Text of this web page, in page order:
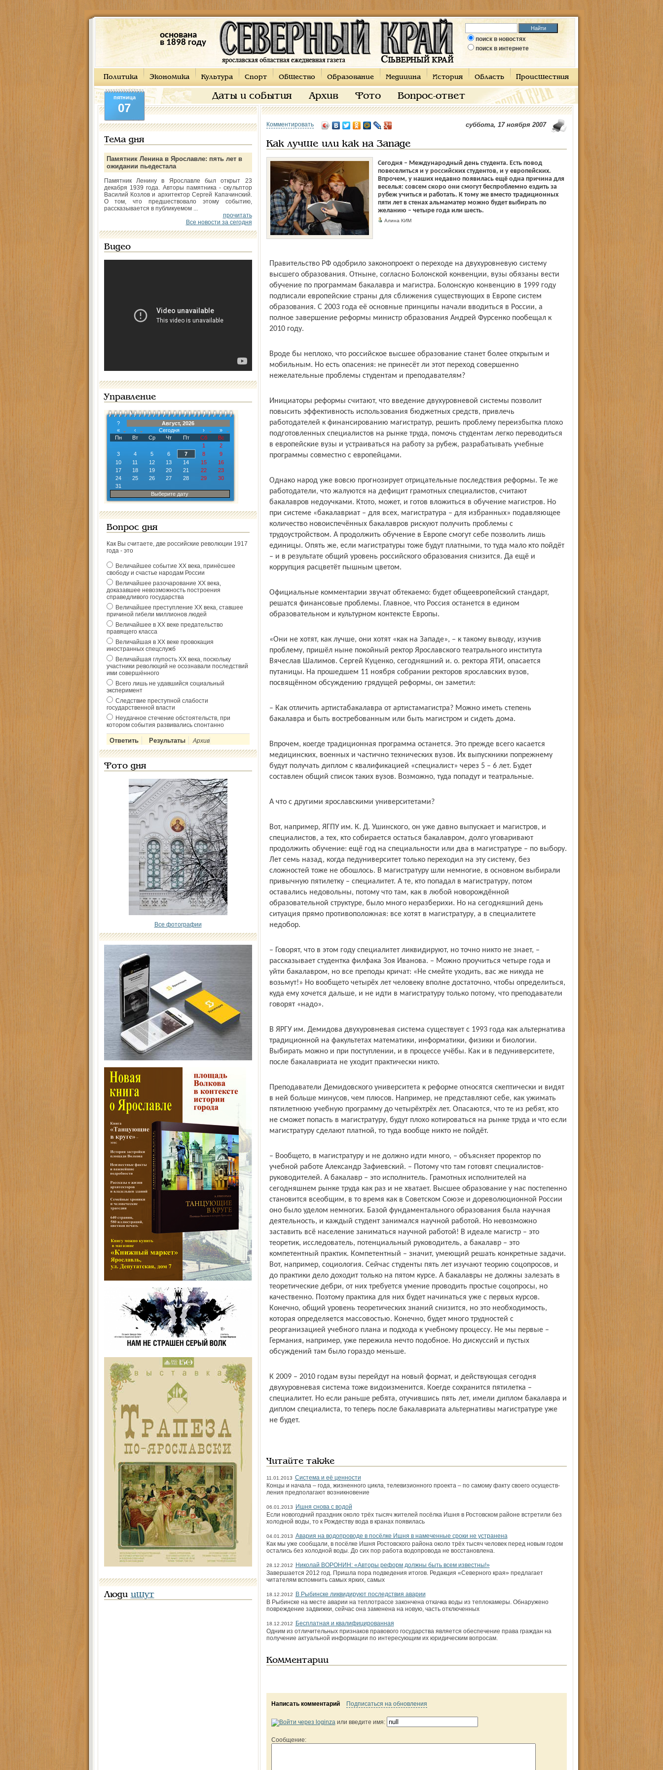
основана
в 1898 году
поиск в новостях
поиск в интернете
Политика Экономика Культура Спорт Общество Образование Медицина История Область Происшествия
Даты и события Архив Фото Вопрос-ответ
пятница
07
Тема дня
Памятник Ленина в Ярославле: пять лет в
ожидании пьедестала
Памятник Ленину в Ярославле был открыт 23
декабря 1939 года. Авторы памятника - скульптор
Василий Козлов и архитектор Сергей Капачинский.
О том, что предшествовало этому событию,
рассказывается в публикуемом ...
прочитать
Все новости за сегодня
Видео
Управление
?
Август, 2026
«
‹ Сегодня ›
»
Пн
Вт Ср Чт Пт Сб
Вс
1
2
3
4 5 6 7 8
9
10
11 12 13 14 15
16
17
18 19 20 21 22
23
24
25 26 27 28 29
30
31
Выберите дату
Вопрос дня
Как Вы считаете, две российские революции 1917
года - это
Величайшее событие ХХ века, принёсшее
свободу и счастье народам России
Величайшее разочарование ХХ века,
доказавшее невозможность построения
справедливого государства
Величайшее преступление ХХ века, ставшее
причиной гибели миллионов людей
Величайшее в ХХ веке предательство
правящего класса
Величайшая в ХХ веке провокация
иностранных спецслужб
Величайшая глупость ХХ века, поскольку
участники революций не осознавали последствий
ими совершённого
Всего лишь не удавшийся социальный
эксперимент
Следствие преступной слабости
государственной власти
Неудачное стечение обстоятельств, при
котором события развивались спонтанно
Архив
Фото дня
Все фотографии
Люди ищут
Комментировать суббота, 17 ноября 2007
Как лучше или как на Западе
Сегодня – Международный день студента. Есть повод
повеселиться и у российских студентов, и у европейских.
Впрочем, у наших недавно появилась ещё одна причина для
веселья: совсем скоро они смогут беспроблемно ездить за
рубеж учиться и работать. К тому же вместо традиционных
пяти лет в стенах альма­матер можно будет выбирать по
желанию – четыре года или шесть.
Алина КИМ
Правительство РФ одобрило законопроект о переходе на двухуровневую систему
высшего образования. Отныне, согласно Болонской конвенции, вузы обязаны вести
обучение по программам бакалавра и магистра. Болонскую конвенцию в 1999 году
подписали европейские страны для сближения существующих в Европе систем
образования. С 2003 года её основные принципы начали вводиться в России, а
полное завершение реформы министр образования Андрей Фурсенко пообещал к
2010 году.
Вроде бы неплохо, что российское высшее образование станет более открытым и
мобильным. Но есть опасения: не принесёт ли этот переход совершенно
нежелательные проблемы студентам и преподавателям?
Инициаторы реформы считают, что введение двухуровневой системы позволит
повысить эффективность использования бюджетных средств, привлечь
работодателей к финансированию магистратур, решить проблему переизбытка плохо
подготовленных специалистов на рынке труда, помочь студентам легко переводиться
в европейские вузы и устраиваться на работу за рубеж, разрабатывать учебные
программы совместно с европейцами.
Однако народ уже вовсю прогнозирует отрицательные последствия реформы. Те же
работодатели, что жалуются на дефицит грамотных специалистов, считают
бакалавров недоучками. Кто­то, может, и готов вложиться в обучение магистров. Но
при системе «бакалавриат – для всех, магистратура – для избранных» подавляющее
количество новоиспечённых бакалавров рискуют получить проблемы с
трудоустройством. А продолжить обучение в Европе смогут себе позволить лишь
единицы. Опять же, если магистратуры тоже будут платными, то туда мало кто пойдёт
– и в результате общий уровень российского образования снизится. Да ещё и
коррупция расцветёт пышным цветом.
Официальные комментарии звучат обтекаемо: будет общеевропейский стандарт,
решатся финансовые проблемы. Главное, что Россия останется в едином
образовательном и культурном контексте Европы.
«Они не хотят, как лучше, они хотят «как на Западе», – к такому выводу, изучив
проблему, пришёл ныне покойный ректор Ярославского театрального института
Вячеслав Шалимов. Сергей Куценко, сегодняшний и. о. ректора ЯТИ, опасается
путаницы. На прошедшем 11 ноября собрании ректоров яро­славских вузов,
посвящённом обсуждению грядущей реформы, он заметил:
– Как отличить артиста­бакалавра от артиста­магистра? Можно иметь степень
бакалавра и быть востребованным или быть магистром и сидеть дома.
Впрочем, кое­где традиционная программа останется. Это прежде всего касается
медицинских, военных и частично технических вузов. Их выпускники по­прежнему
будут получать диплом с квалификацией «специалист» через 5 – 6 лет. Будет
составлен общий список таких вузов. Возможно, туда попадут и театральные.
А что с другими ярославскими университетами?
Вот, например, ЯГПУ им. К. Д. Ушинского, он уже давно выпускает и магистров, и
специалистов, а тех, кто собирается остаться бакалавром, долго уговаривают
продолжить обучение: ещё год на специальности или два в магистратуре – по выбору.
Лет семь назад, когда педуниверситет только переходил на эту систему, без
сложностей тоже не обошлось. В магистратуру шли немногие, в основном выбирали
привычную пятилетку – специалитет. А те, кто попадал в магистратуру, потом
оставались недовольны, потому что там, как в любой новорождённой
образовательной структуре, было много неразберихи. Но на сегодняшний день
ситуация прямо противоположная: все хотят в магистратуру, а в специалитете
недобор.
– Говорят, что в этом году специалитет ликвидируют, но точно никто не знает, –
рассказывает студентка филфака Зоя Иванова. – Можно проучиться четыре года и
уйти бакалавром, но все преподы кричат: «Не смейте уходить, вас же никуда не
возьмут!» Но вообще­то четырёх лет человеку вполне достаточно, чтобы определиться,
куда ему хочется дальше, и не идти в магистратуру только потому, что преподаватели
говорят «надо».
В ЯРГУ им. Демидова двухуровневая система существует с 1993 года как альтернатива
традиционной на факультетах математики, информатики, физики и биологии.
Выбирать можно и при поступлении, и в процессе учёбы. Как и в педуниверситете,
после бакалавриата не уходит практически никто.
Преподаватели Демидов­ского университета к реформе относятся скептически и видят
в ней больше минусов, чем плюсов. Например, не представляют себе, как ужимать
пятилетнюю учебную программу до четырёх­трёх лет. Опасаются, что те из ребят, кто
не сможет попасть в магистратуру, будут плохо котироваться на рынке труда и что если
магистратуру сделают платной, то туда вообще никто не пойдёт.
– Вообще­то, в магистратуру и не должно идти много, – объясняет проректор по
учебной работе Александр Зафиевский. – Потому что там готовят специалистов­
руководителей. А бакалавр – это исполнитель. Грамотных исполнителей на
сегодняшнем рынке труда как раз и не хватает. Высшее образование у нас постепенно
становится всеобщим, в то время как в Советском Союзе и дореволюционной России
оно было уделом немногих. Базой фундаментального образования была научная
деятельность, и каждый студент занимался научной работой. Но невозможно
заставить всё население заниматься научной работой! В идеале магистр – это
теоретик, исследователь, потенциальный руководитель, а бакалавр – это
компетентный практик. Компетентный – значит, умеющий решать конкретные задачи.
Вот, например, социология. Сейчас студенты пять лет изучают теорию соцопросов, и
до практики дело доходит только на пятом курсе. А бакалавры не должны залезать в
теоретические дебри, от них требуется умение проводить простые соцопросы, но
качественно. Поэтому практика для них будет начинаться уже с первых курсов.
Конечно, общий уровень теоретических знаний снизится, но это необходимость,
которая определяется массовостью. Конечно, будет много трудностей с
реорганизацией учебного плана и подхода к учебному процессу. Не мы первые –
Германия, например, уже пережила нечто подобное. Но дискуссий и пустых
обсуждений там было гораздо меньше.
К 2009 – 2010 годам вузы перейдут на новый формат, и действующая сегодня
двухуровневая система тоже видоизменится. Кое­где сохранится пятилетка –
специалитет. Но если раньше ребята, отучившись пять лет, имели диплом бакалавра и
диплом специалиста, то теперь после бакалавриата альтернативы магистратуре уже
не будет.
Читайте также
11.01.2013 Система и её ценности
Концы и начала – года, жизненного цикла, телевизионного проекта – по самому факту своего осуществ­
ления предполагают возникновение
06.01.2013
Ишня снова с водой
Если новогодний праздник около трёх тысяч жителей посёлка Ишня в Ростовском районе встретили без
холодной воды, то к Рождеству вода в кранах появилась
04.01.2013 Авария на водопроводе в посёлке Ишня в намеченные сроки не устранена
Как мы уже сообщали, в посёлке Ишня Ростовского района около трёх тысяч человек перед новым годом
остались без холодной воды. До сих пор работа водопровода не восстановлена.
28.12.2012
Николай ВОРОНИН: «Авторы реформ должны быть всем известны!»
Завершается 2012 год. Пришла пора подведения итогов. Редакция «Северного края» предлагает
читателям вспомнить самых ярких, самых
18.12.2012
В Рыбинске ликвидируют последствия аварии
В Рыбинске на месте аварии на теплотрассе закончена откачка воды из теплокамеры. Обнаружено
повреждение задвижки, сейчас она заменена на новую, часть отключенных
18.12.2012
Бесплатная и квалифицированная
Одним из отличительных признаков правового государства является обеспечение права граждан на
получение актуальной информации по интересующим их юридическим вопросам.
Комментарии
Написать комментарий Подписаться на обновления
или введите имя:
Сообщение: